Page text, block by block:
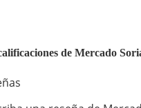
de Mercado